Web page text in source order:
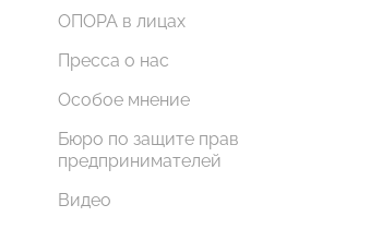
ОПОРА в лицах
Пресса о нас
Особое мнение
Бюро по защите прав
предпринимателей
Видео